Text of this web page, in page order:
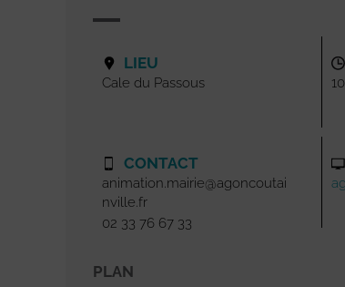
LIEU
Cale du Passous
CONTACT
animation.mairie@agoncoutai
nville.fr
02 33 76 67 33
PLAN